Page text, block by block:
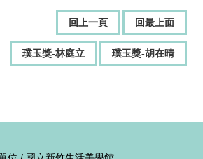
回上一頁 回最上面
璞玉獎-林庭立 璞玉獎-胡在晴